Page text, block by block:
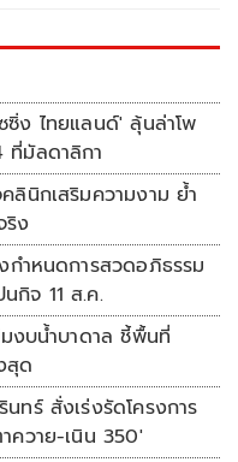
ง ไทยแลนด์' ลุ้นล่าโพ
ที่มัลดาลิกา
ลินิกเสริมความงาม ย้ำ
ริง
กำหนดการสวดอภิธรรม
กิจ 11 ส.ค.
งบน้ำบาดาล ชี้พื้นที่
สุด
ทร์ สั่งเร่งรัดโครงการ
ควาย-เนิน 350'